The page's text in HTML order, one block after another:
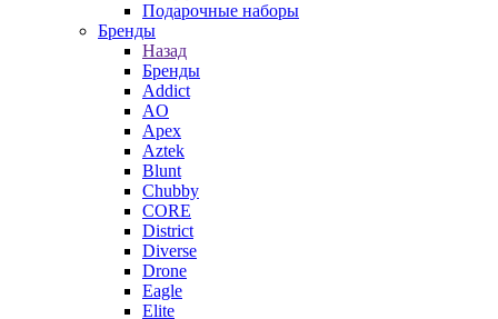
Подарочные наборы
Бренды
Назад
Бренды
Addict
AO
Apex
Aztek
Blunt
Chubby
CORE
District
Diverse
Drone
Eagle
Elite